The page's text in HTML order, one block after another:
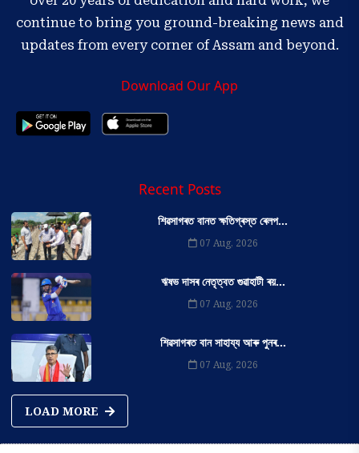
continue to bring you ground-breaking news and
updates from every corner of Assam and beyond.
Download Our App
Recent Posts
শিৱসাগৰত বানত ক্ষতিগ্ৰস্ত ৰেলপ...
07 Aug, 2026
ঋষভ দাসৰ নেতৃত্বত গুৱাহাটী ৰয়...
07 Aug, 2026
শিৱসাগৰত বান সাহায্য আৰু পুনৰ...
07 Aug, 2026
LOAD MORE